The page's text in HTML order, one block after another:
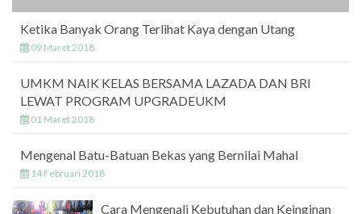
Ketika Banyak Orang Terlihat Kaya dengan Utang
09 Maret 2018
UMKM NAIK KELAS BERSAMA LAZADA DAN BRI
LEWAT PROGRAM UPGRADEUKM
01 Maret 2018
Mengenal Batu-Batuan Bekas yang Bernilai Mahal
14 Februari 2018
Cara Mengenali Kebutuhan dan Keinginan